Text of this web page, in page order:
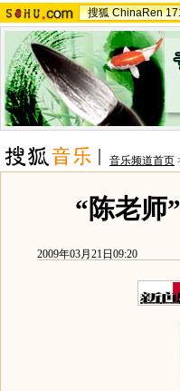
搜狐 ChinaRen
音乐频道首页
“陈老师
2009年03月21日09:20